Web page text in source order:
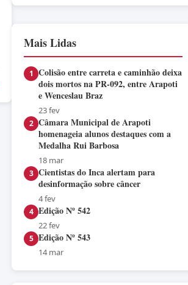
Mais Lidas
1 Colisão entre carreta e caminhão deixa
dois mortos na PR-092, entre Arapoti
e Wenceslau Braz
23 fev
2 Câmara Municipal de Arapoti
homenageia alunos destaques com a
Medalha Rui Barbosa
18 mar
3 Cientistas do Inca alertam para
desinformação sobre câncer
4 fev
4 Edição Nº 542
22 fev
5 Edição Nº 543
14 mar